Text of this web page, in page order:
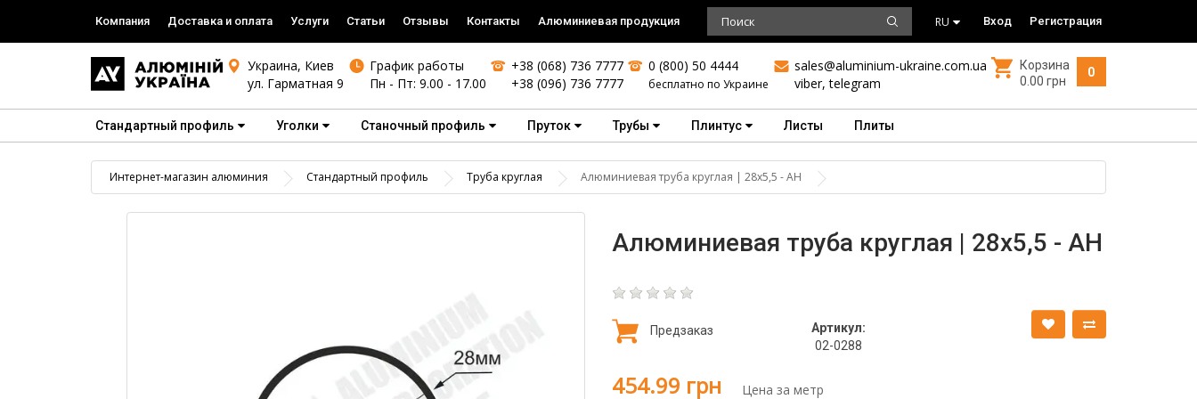
Компания Доставка и оплата Услуги Статьи Отзывы Контакты Алюминиевая продукция RU Вход Регистрация
Украина, Киев
ул. Гарматная 9
График работы
Пн - Пт: 9.00 - 17.00
+38 (068) 736 7777
+38 (096) 736 7777
0 (800) 50 4444
бесплатно по Украине
sales@aluminium-ukraine.com.ua
viber,telegram
0
Корзина
0.00 грн
Стандартный профиль Уголки Станочный профиль Пруток Трубы Плинтус Листы Плиты
Интернет-магазин алюминия Стандартный профиль Труба круглая Алюминиевая труба круглая | 28х5,5 - АН
Алюминиевая труба круглая | 28х5,5 - АН
Предзаказ
Артикул:
02-0288
454.99 грн Цена за метр